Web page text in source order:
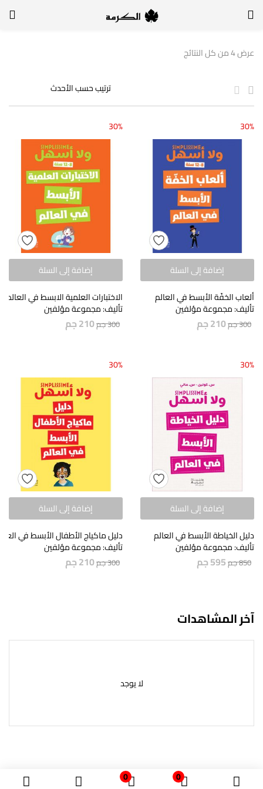
لتسجيل الدخول, أدخل اسم المستخدم وكلمة السر
تذكر بياناتي
0
0
عرض ⁦4⁩ من كل النتائج
30%
إضافة إلى السلة
ألعاب الخفّة الأبسط في العالم
تأليف: مجموعة مؤلفين
300جم210جم
30%
إضافة إلى السلة
الاختبارات العلمية الابسط في العالم
تأليف: مجموعة مؤلفين
300جم210جم
30%
إضافة إلى السلة
دليل الخياطة الأبسط في العالم
تأليف: مجموعة مؤلفين
850جم595جم
30%
إضافة إلى السلة
دليل ماكياج الأطفال الأبسط في
تأليف: مجموعة مؤلفين
300جم210جم
آخر المشاهدات
لا يوجد